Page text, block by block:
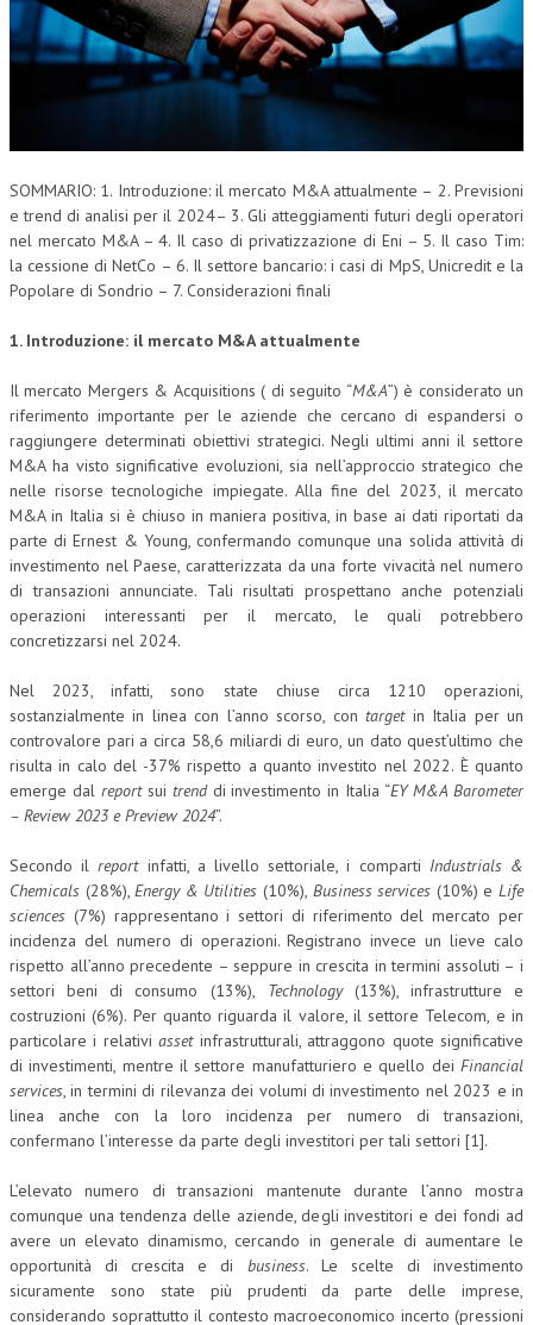
CORSI CE.S.E.D.
ARCHIVIO CORSI 2015
LA RIVISTA
LA RIVISTA
REDAZIONE
PEER REVIEW
CODICE ETICO
AUTORI
COLLABORA CON NOI
ECONOMIA
ECONOMIA DELL’ARTE
INTERNAZIONALIZZAZIONE
HUMAN RESOURCES
MARKETING
TREASURY IN FINANCIAL SERVICES
RISK MANAGEMENT
SVILUPPO SOSTENIBILE
PERSONA E CITTÀ
DIRITTO
DIRITTO PENALE D’IMPRESA
DIRITTO DEL LAVORO
SOMMARIO: 1. Introduzione: il mercato M&A attualmente – 2. Previsioni
e trend di analisi per il 2024– 3. Gli atteggiamenti futuri degli operatori
nel mercato M&A – 4. Il caso di privatizzazione di Eni – 5. Il caso Tim:
la cessione di NetCo – 6. Il settore bancario: i casi di MpS, Unicredit e la
Popolare di Sondrio – 7. Considerazioni finali
1. Introduzione: il mercato M&A attualmente
Il mercato Mergers & Acquisitions ( di seguito “M&A”) è considerato un
riferimento importante per le aziende che cercano di espandersi o
raggiungere determinati obiettivi strategici. Negli ultimi anni il settore
M&A ha visto significative evoluzioni, sia nell’approccio strategico che
nelle risorse tecnologiche impiegate. Alla fine del 2023, il mercato
M&A in Italia si è chiuso in maniera positiva, in base ai dati riportati da
parte di Ernest & Young, confermando comunque una solida attività di
investimento nel Paese, caratterizzata da una forte vivacità nel numero
di transazioni annunciate. Tali risultati prospettano anche potenziali
operazioni interessanti per il mercato, le quali potrebbero
concretizzarsi nel 2024.
Nel 2023, infatti, sono state chiuse circa 1210 operazioni,
sostanzialmente in linea con l’anno scorso, contargetin Italia per un
controvalore pari a circa 58,6 miliardi di euro, un dato quest’ultimo che
risulta in calo del -37% rispetto a quanto investito nel 2022. È quanto
emerge dal reportsui trenddi investimento in Italia “EY M&A Barometer
– Review 2023 e Preview 2024”.
Secondo ilreportinfatti, a livello settoriale, i comparti Industrials &
Chemicals (28%),Energy & Utilities (10%), Business services (10%) eLife
sciences (7%) rappresentano i settori di riferimento del mercato per
incidenza del numero di operazioni. Registrano invece un lieve calo
rispetto all’anno precedente – seppure in crescita in termini assoluti – i
settori beni di consumo (13%), Technology(13%), infrastrutture e
costruzioni (6%). Per quanto riguarda il valore, il settore Telecom, e in
particolare i relativiassetinfrastrutturali, attraggono quote significative
di investimenti, mentre il settore manufatturiero e quello dei Financial
services, in termini di rilevanza dei volumi di investimento nel 2023 e in
linea anche con la loro incidenza per numero di transazioni,
confermano l’interesse da parte degli investitori per tali settori [1].
L’elevato numero di transazioni mantenute durante l’anno mostra
comunque una tendenza delle aziende, degli investitori e dei fondi ad
avere un elevato dinamismo, cercando in generale di aumentare le
opportunità di crescita e di business. Le scelte di investimento
sicuramente sono state più prudenti da parte delle imprese,
considerando soprattutto il contesto macroeconomico incerto (pressioni